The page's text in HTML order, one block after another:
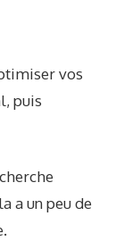
vos
puis
a un peu de